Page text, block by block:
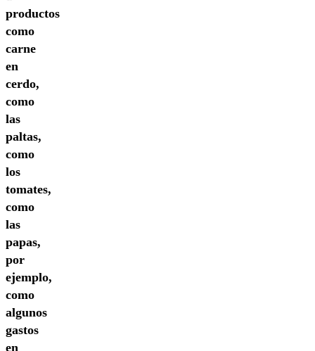
productos
como
carne
en
cerdo,
como
las
paltas,
como
los
tomates,
como
las
papas,
por
ejemplo,
como
algunos
gastos
en